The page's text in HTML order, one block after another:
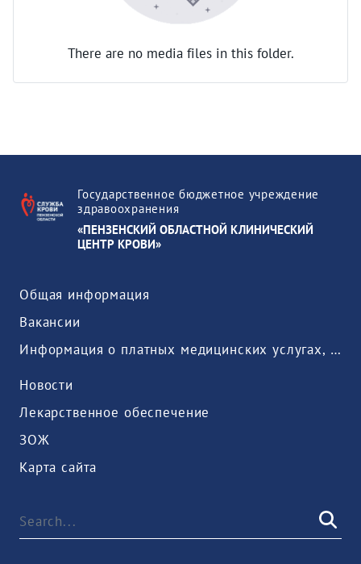
There are no media files in this folder.
Государственное бюджетное учреждение
здравоохранения
«ПЕНЗЕНСКИЙ ОБЛАСТНОЙ КЛИНИЧЕСКИЙ
ЦЕНТР КРОВИ»
Общая информация
Вакансии
Информация о платных медицинских услугах, предоставляемых медицинской организацией
Новости
Лекарственное обеспечение
ЗОЖ
Карта сайта